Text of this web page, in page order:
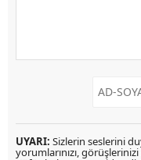
UYARI: Sizlerin seslerini
yorumlarınızı,